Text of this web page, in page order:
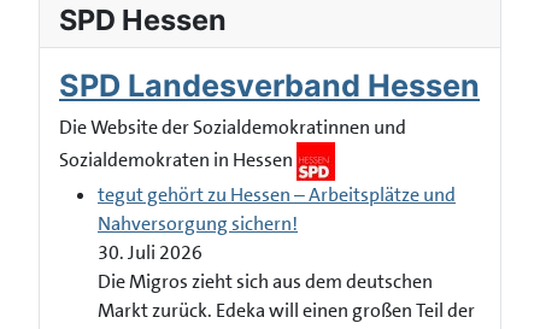
SPD Hessen
SPD Landesverband Hessen
Die Website der Sozialdemokratinnen und
Sozialdemokraten in Hessen
tegut gehört zu Hessen – Arbeitsplätze und
Nahversorgung sichern!
30. Juli 2026
Die Migros zieht sich aus dem deutschen
Markt zurück. Edeka will einen großen Teil der